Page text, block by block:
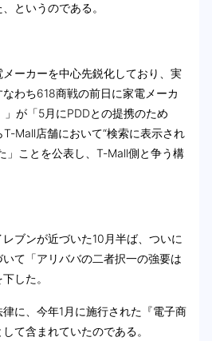
というのである。
ーカーを中心先鋭化しており、実
わち618商戦の前日に家電メーカ
が「5月にPDDとの提携のため
Mall店舗において“検索に表示され
」ことを公表し、T-Mall側と争う構
ブンが近づいた10月半ば、ついに
て「アリババの二者択一の強要は
した。
に、今年1月に施行された『電子商
て含まれていたのである。